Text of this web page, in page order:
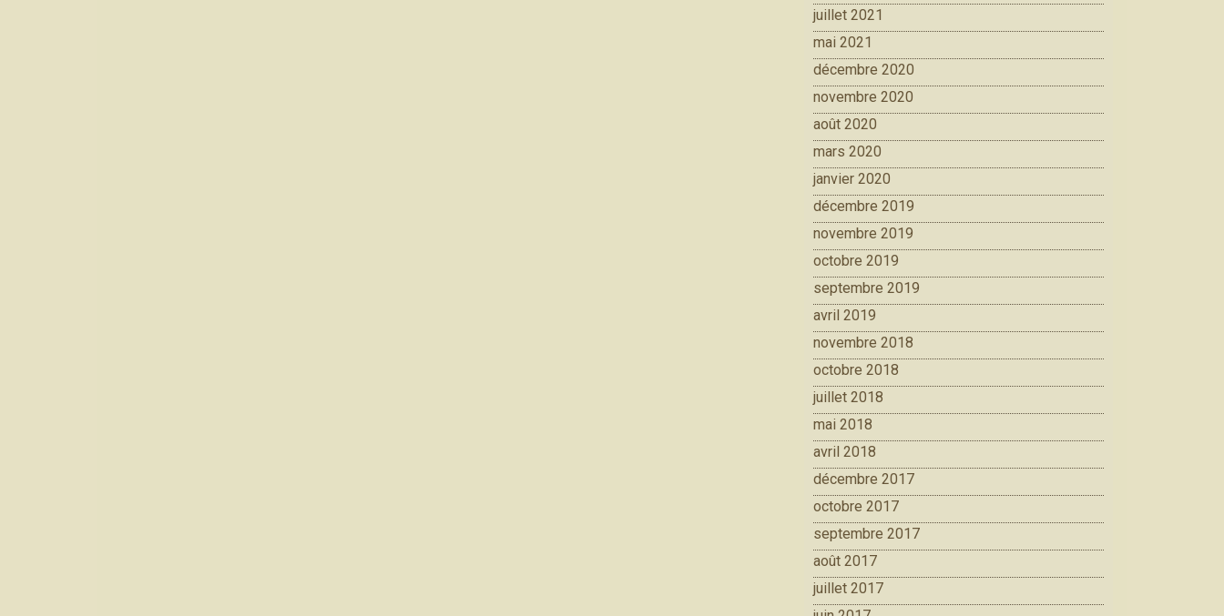
juillet 2021
mai 2021
décembre 2020
novembre 2020
août 2020
mars 2020
janvier 2020
décembre 2019
novembre 2019
octobre 2019
septembre 2019
avril 2019
novembre 2018
octobre 2018
juillet 2018
mai 2018
avril 2018
décembre 2017
octobre 2017
septembre 2017
août 2017
juillet 2017